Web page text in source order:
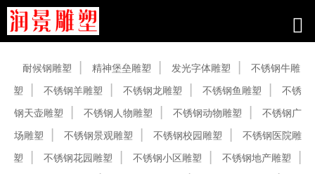
耐候钢雕塑 精神堡垒雕塑 发光字体雕塑
不锈钢牛雕
塑
不锈钢羊雕塑 不锈钢龙雕塑 不锈钢鱼雕塑
不锈
钢天壶雕塑
不锈钢人物雕塑 不锈钢动物雕塑
不锈钢广
场雕塑
不锈钢景观雕塑 不锈钢校园雕塑
不锈钢医院雕
塑
不锈钢花园雕塑 不锈钢小区雕塑
不锈钢地产雕塑